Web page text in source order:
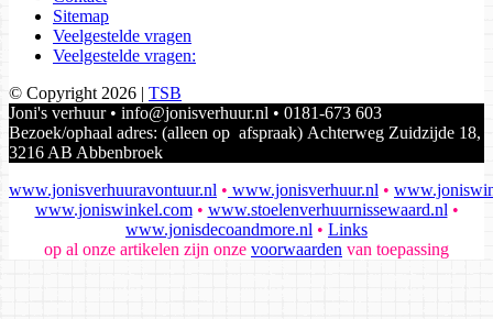
Sitemap
Veelgestelde vragen
Veelgestelde vragen:
© Copyright 2026 | TSB
Joni's verhuur • info@jonisverhuur.nl • 0181-673 603
Bezoek/ophaal adres: (alleen op afspraak) Achterweg Zuidzijde 18,
3216 AB Abbenbroek
www.jonisverhuuravontuur.nl • www.jonisverhuur.nl •
www.joniswinkel.com• www.stoelenverhuurnissewaard.nl •
www.jonisdecoandmore.nl • Links
op al onze artikelen zijn onze voorwaarden van toepassing